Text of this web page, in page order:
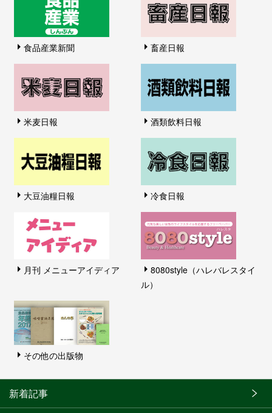
食品産業新聞 畜産日報
米麦日報 酒類飲料日報
大豆油糧日報 冷食日報
月刊 メニューアイディア
8080style（ハレバレスタイ
ル）
その他の出版物
新着記事